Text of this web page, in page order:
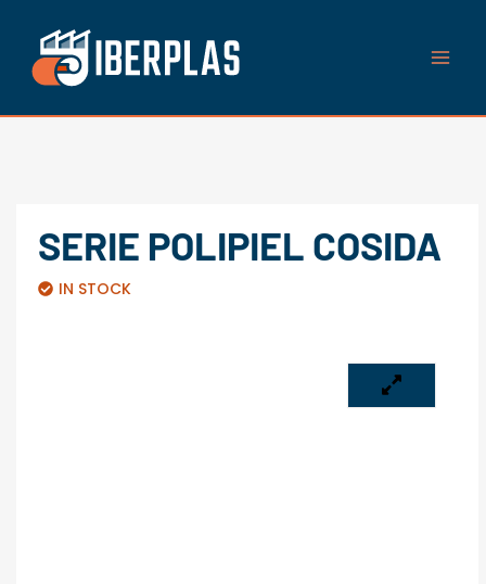
contenido
SERIE POLIPIEL COSIDA
IN STOCK